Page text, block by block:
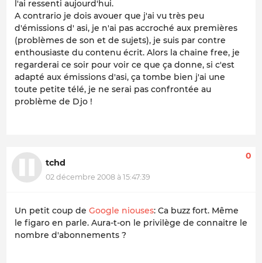
l'ai ressenti aujourd'hui.
A contrario je dois avouer que j'ai vu très peu
d'émissions d' asi, je n'ai pas accroché aux premières
(problèmes de son et de sujets), je suis par contre
enthousiaste du contenu écrit. Alors la chaine free, je
regarderai ce soir pour voir ce que ça donne, si c'est
adapté aux émissions d'asi, ça tombe bien j'ai une
toute petite télé, je ne serai pas confrontée au
problème de Djo !
tchd
02 décembre 2008 à 15:47:39
0
Un petit coup de Google niouses: Ca buzz fort. Même
le figaro en parle. Aura-t-on le privilège de connaitre le
nombre d'abonnements ?